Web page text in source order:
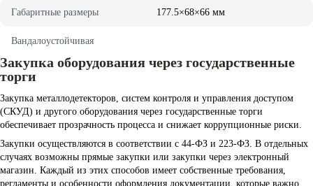
Гaбapитныe paзмepы 177.5×68×66 мм
Baндaлoycтoйчивaя
Закупка оборудования через государственные
торги
Закупка металлодетекторов, систем контроля и управления доступом
(СКУД) и другого оборудования через государственные торги
обеспечивает прозрачность процесса и снижает коррупционные риски.
Закупки осуществляются в соответствии с 44-ФЗ и 223-ФЗ. В отдельных
случаях возможны прямые закупки или закупки через электронный
магазин. Каждый из этих способов имеет собственные требования,
регламенты и особенности оформления документации, которые важно